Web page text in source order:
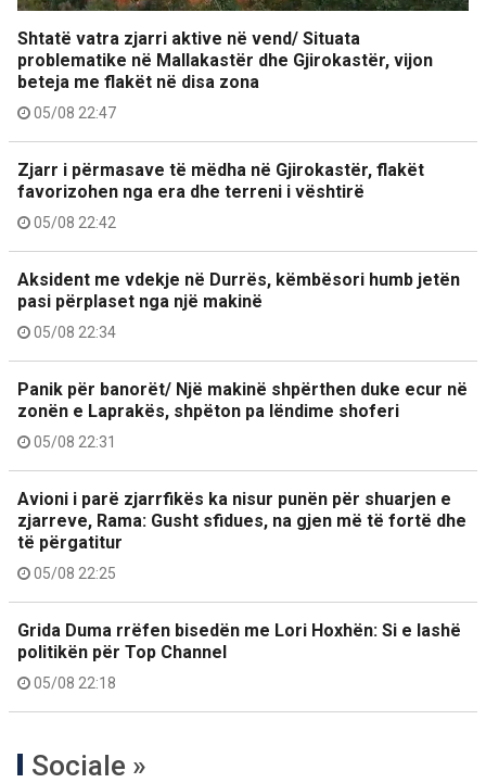
Shtatë vatra zjarri aktive në vend/ Situata
problematike në Mallakastër dhe Gjirokastër, vijon
beteja me flakët në disa zona
05/08 22:47
Zjarr i përmasave të mëdha në Gjirokastër, flakët
favorizohen nga era dhe terreni i vështirë
05/08 22:42
Aksident me vdekje në Durrës, këmbësori humb jetën
pasi përplaset nga një makinë
05/08 22:34
Panik për banorët/ Një makinë shpërthen duke ecur në
zonën e Laprakës, shpëton pa lëndime shoferi
05/08 22:31
Avioni i parë zjarrfikës ka nisur punën për shuarjen e
zjarreve, Rama: Gusht sfidues, na gjen më të fortë dhe
të përgatitur
05/08 22:25
Grida Duma rrëfen bisedën me Lori Hoxhën: Si e lashë
politikën për Top Channel
05/08 22:18
Sociale »